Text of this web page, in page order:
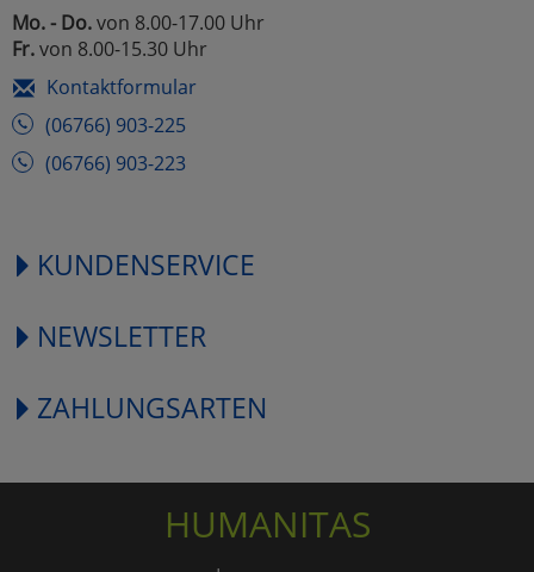
Mo. - Do.von 8.00-17.00 Uhr
Fr.von 8.00-15.30 Uhr
Kontaktformular
(06766) 903-225
(06766) 903-223
KUNDENSERVICE
NEWSLETTER
ZAHLUNGSARTEN
HUMANITAS